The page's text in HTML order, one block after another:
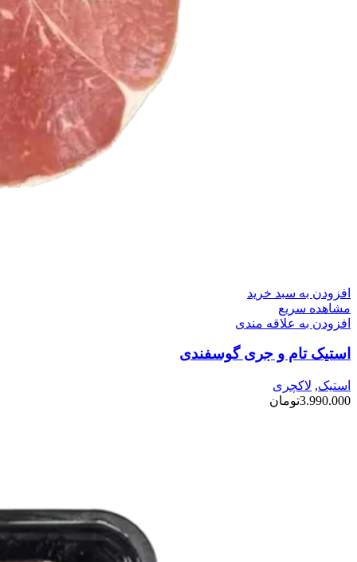
افزودن به سبد خرید
مشاهده سریع
افزودن به علاقه مندی
استیک تام و جری گوسفندی
استیک, لاکچری
3.990.000تومان